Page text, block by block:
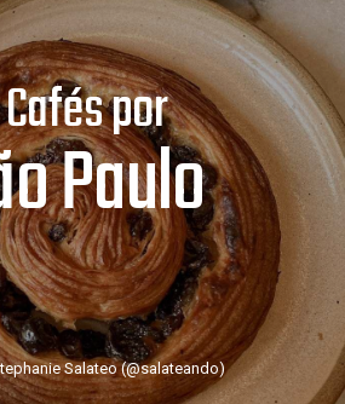
Paulo
Salateo (@salateando)
por